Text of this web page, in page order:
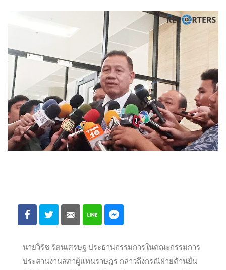
นายวิรัช รัตนเศรษฐ ประธานกรรมการในคณะกรรมการ
ประสานงานสภาผู้แทนราษฎร กล่าวถึงกรณีฝ่ายค้านยื่น